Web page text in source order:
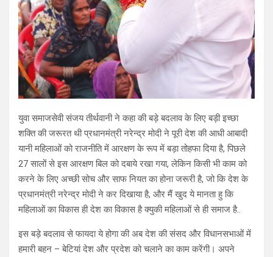
युवा समाजसेवी संजय तीर्थवानी ने कहा की बड़े बदलाव के लिए बड़ी इच्छा
शक्ति की जरूरत थी प्रधानमंत्री नरेन्द्र मोदी ने पूरी देश की आधी आबादी
यानी महिलाओं को राजनीति में आरक्षण के रूप में बड़ा तोहफा दिया है, पिछले
27 सालों से इस आरक्षण बिल को दबाये रखा गया, लेकिन किसी भी काम को
करने के लिए अच्छी सोच और साफ नियत का होना जरूरी है, जो कि देश के
प्रधानमंत्री नरेन्द्र मोदी ने कर दिखाया है, और मैं खुद ये मानता हु कि
महिलाओं का विकास ही देश का विकास है क्युकी महिलाओं से ही समाज है..
इस बड़े बदलाव से फायदा ये होगा की अब देश की संसद और विधानसभाओं में
हमारी बहन – बेटियां देश और प्रदेश को चलाने का काम करेंगी। अपने